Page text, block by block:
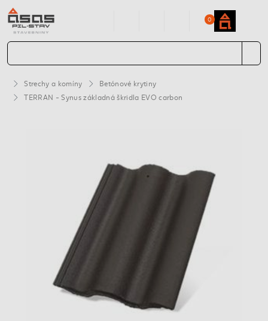
0
Strechy a komíny
Betónové krytiny
TERRAN - Synus základná škridla EVO carbon